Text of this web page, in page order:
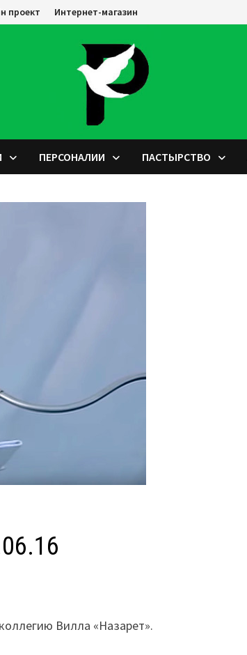
проект Интернет-магазин
ПЕРСОНАЛИИ ПАСТЫРСТВО
Вилла «Назарет».